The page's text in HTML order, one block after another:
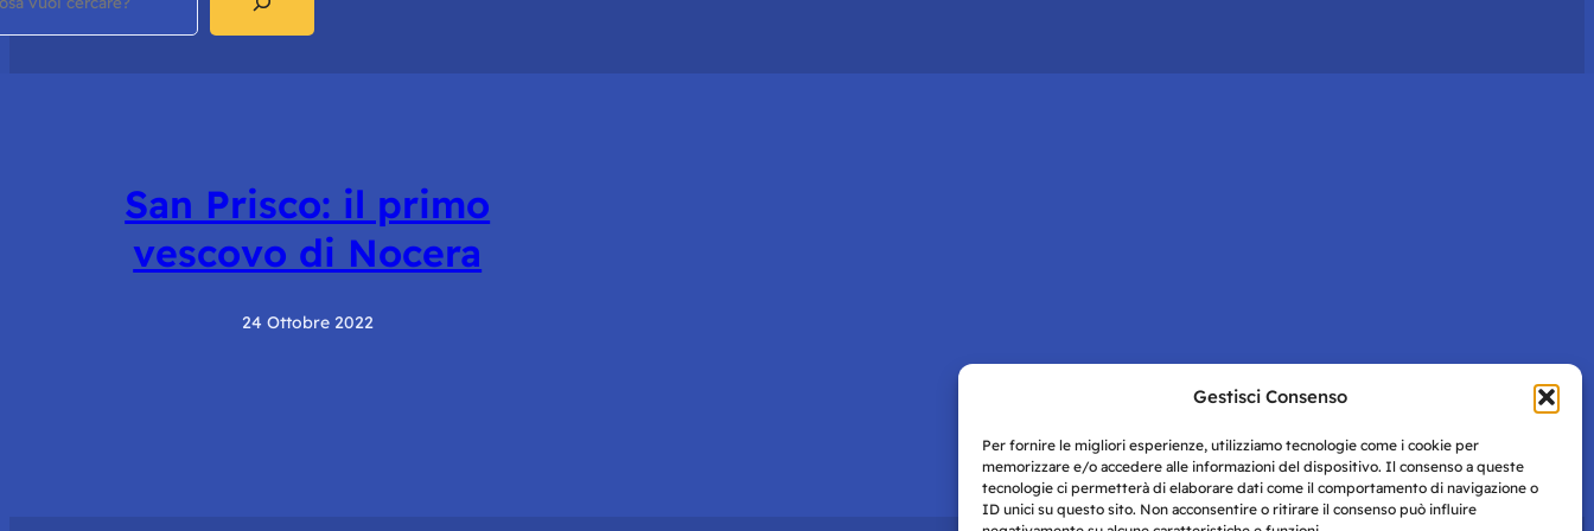
Gestisci Consenso
Per fornire le migliori esperienze, utilizziamo tecnologie come i cookie per
memorizzare e/o accedere alle informazioni del dispositivo. Il consenso a queste
tecnologie ci permetterà di elaborare dati come il comportamento di navigazione o
ID unici su questo sito. Non acconsentire o ritirare il consenso può influire
San Prisco: il primo
vescovo di Nocera
24 Ottobre 2022